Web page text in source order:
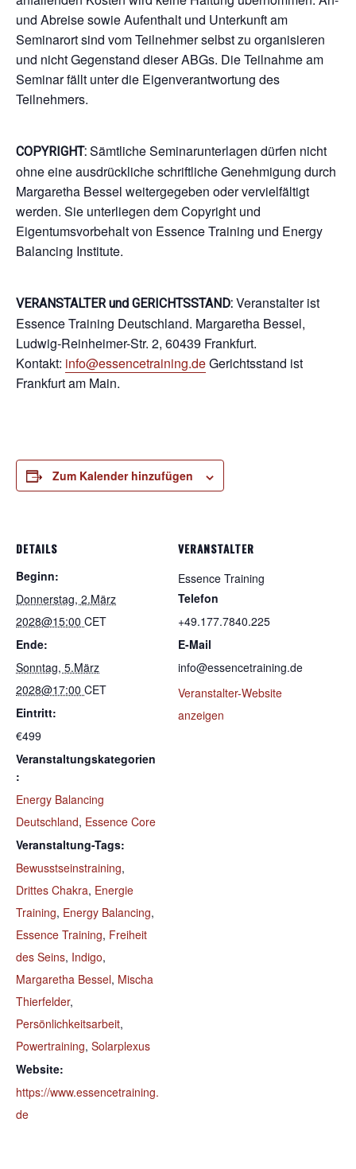
und Abreise sowie Aufenthalt und Unterkunft am
Seminarort sind vom Teilnehmer selbst zu organisieren
und nicht Gegenstand dieser ABGs. Die Teilnahme am
Seminar fällt unter die Eigenverantwortung des
Teilnehmers.
COPYRIGHT: Sämtliche Seminarunterlagen dürfen nicht
ohne eine ausdrückliche schriftliche Genehmigung durch
Margaretha Bessel weitergegeben oder vervielfältigt
werden. Sie unterliegen dem Copyright und
Eigentumsvorbehalt von Essence Training und Energy
Balancing Institute.
VERANSTALTER und GERICHTSSTAND: Veranstalter ist
Essence Training Deutschland. Margaretha Bessel,
Ludwig-Reinheimer-Str. 2, 60439 Frankfurt.
Kontakt: info@essencetraining.deGerichtsstand ist
Frankfurt am Main.
Zum Kalender hinzufügen
DETAILS
Beginn:
Donnerstag, 2.März
2028@15:00 CET
Ende:
Sonntag, 5.März
2028@17:00 CET
Eintritt:
€499
Veranstaltungskategorien
:
Energy Balancing
Deutschland, Essence Core
Veranstaltung-Tags:
Bewusstseinstraining,
Drittes Chakra, Energie
Training, Energy Balancing,
Essence Training, Freiheit
des Seins, Indigo,
Margaretha Bessel, Mischa
Thierfelder,
Persönlichkeitsarbeit,
Powertraining, Solarplexus
Website:
https://www.essencetraining.
de
VERANSTALTER
Essence Training
Telefon
+49.177.7840.225
E-Mail
info@essencetraining.de
Veranstalter-Website
anzeigen